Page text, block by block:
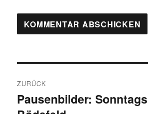
ZURÜCK
Vorheriger
Pausenbilder: